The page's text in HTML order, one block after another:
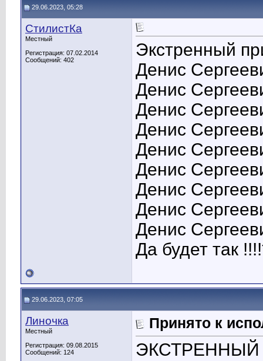
29.06.2023, 05:28
СтилистКа
Местный
Регистрация: 07.02.2014
Сообщений: 402
Экстренный
Денис
Денис
Денис
Денис
Денис
Денис
Денис
Денис
Денис
Да будет так
29.06.2023, 07:05
Линочка
Местный
Регистрация: 09.08.2015
Сообщений: 124
Принято к